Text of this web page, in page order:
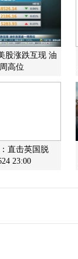
股涨跌互现 油
高位
直击英国脱
23:00